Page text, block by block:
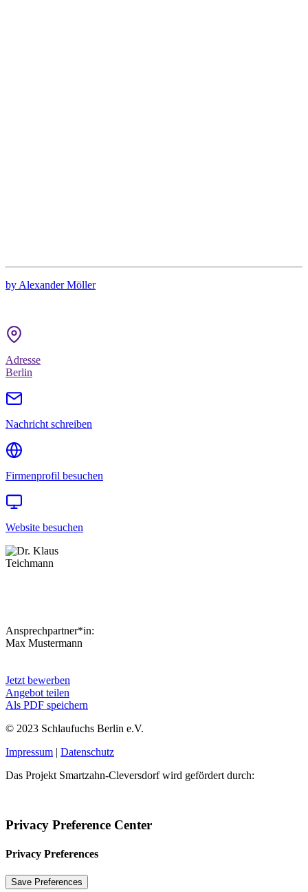
by Alexander Möller
Adresse
Berlin
Nachricht schreiben
Firmenprofil besuchen
Website besuchen
Ansprechpartner*in:
Max Mustermann
Jetzt bewerben
Angebot teilen
Als PDF speichern
© 2023 Schlaufuchs Berlin e.V.
Impressum | Datenschutz
Das Projekt Smartzahn-Cleversdorf wird gefördert durch:
Privacy Preference Center
Privacy Preferences